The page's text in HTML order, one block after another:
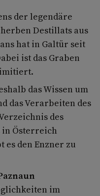
der legendäre
herben Destillats aus
hat in Galtür seit
ist das Graben
das Wissen um
das Verarbeiten des
des
Österreich
es den Enzner zu
im